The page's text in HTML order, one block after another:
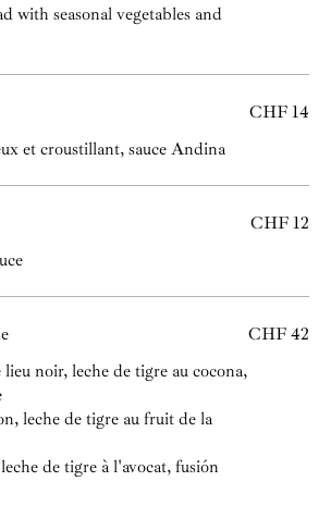
with seasonal vegetables and
et croustillant, sauce Andina
CHF 14
CHF 12
noir, leche de tigre au cocona,
leche de tigre au fruit de la
de tigre à l'avocat, fusión
CHF 42